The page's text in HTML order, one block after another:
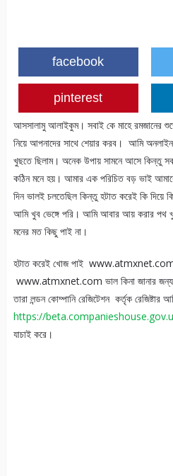
facebook
pinterest
আসসালামু আলাইকুম। সবাই কে মাহে রমজানের
নিয়ে আপনাদের সাথে শেয়ার করব। আমি
খুছতে ছিলাম। অনেক উপায় সামনে আসে কিন্তু
কঠিন মনে হয়। আমার এক পরিচিত বড় ভাই
দিন ভালই চলতেছিল কিন্তু হটাত করেই কি দিয়ে
আমি খুব ভেঙ্গে পরি। আমি আবার আয় করার পথ
মনের মত কিছু পাই না।
হটাত করেই খোজ পাই www.atmxnet.com
www.atmxnet.com ভাল কিনা জানার জন্য
তারা লন্ডন কোম্পানি রেজিটেশন কর্তৃক রেজিষ্টার
https://
যাচাই করে।